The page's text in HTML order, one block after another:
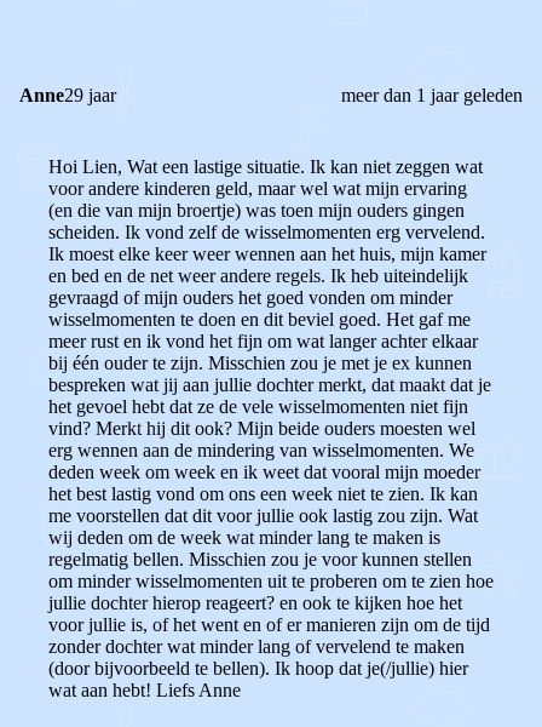
Anne29 jaar meer dan 1 jaar geleden
Hoi Lien, Wat een lastige situatie. Ik kan niet zeggen wat
voor andere kinderen geld, maar wel wat mijn ervaring
(en die van mijn broertje) was toen mijn ouders gingen
scheiden. Ik vond zelf de wisselmomenten erg vervelend.
Ik moest elke keer weer wennen aan het huis, mijn kamer
en bed en de net weer andere regels. Ik heb uiteindelijk
gevraagd of mijn ouders het goed vonden om minder
wisselmomenten te doen en dit beviel goed. Het gaf me
meer rust en ik vond het fijn om wat langer achter elkaar
bij één ouder te zijn. Misschien zou je met je ex kunnen
bespreken wat jij aan jullie dochter merkt, dat maakt dat je
het gevoel hebt dat ze de vele wisselmomenten niet fijn
vind? Merkt hij dit ook? Mijn beide ouders moesten wel
erg wennen aan de mindering van wisselmomenten. We
deden week om week en ik weet dat vooral mijn moeder
het best lastig vond om ons een week niet te zien. Ik kan
me voorstellen dat dit voor jullie ook lastig zou zijn. Wat
wij deden om de week wat minder lang te maken is
regelmatig bellen. Misschien zou je voor kunnen stellen
om minder wisselmomenten uit te proberen om te zien hoe
jullie dochter hierop reageert? en ook te kijken hoe het
voor jullie is, of het went en of er manieren zijn om de tijd
zonder dochter wat minder lang of vervelend te maken
(door bijvoorbeeld te bellen). Ik hoop dat je(/jullie) hier
wat aan hebt! Liefs Anne